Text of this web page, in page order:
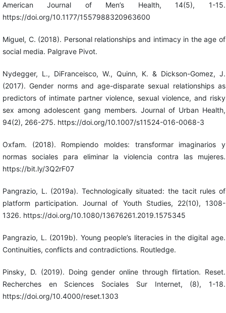
American Journal of Men’s Health, 14(5), 1-15.
https://doi.org/10.1177/1557988320963600
Miguel, C. (2018). Personal relationships and intimacy in the age of
social media. Palgrave Pivot.
Nydegger, L., DiFranceisco, W., Quinn, K. & Dickson-Gomez, J.
(2017). Gender norms and age-disparate sexual relationships as
predictors of intimate partner violence, sexual violence, and risky
sex among adolescent gang members. Journal of Urban Health,
94(2), 266-275. https://doi.org/10.1007/s11524-016-0068-3
Oxfam. (2018). Rompiendo moldes: transformar imaginarios y
normas sociales para eliminar la violencia contra las mujeres.
https://bit.ly/3Q2rF07
Pangrazio, L. (2019a). Technologically situated: the tacit rules of
platform participation. Journal of Youth Studies, 22(10), 1308-
1326. https://doi.org/10.1080/13676261.2019.1575345
Pangrazio, L. (2019b). Young people’s literacies in the digital age.
Continuities, conflicts and contradictions. Routledge.
Pinsky, D. (2019). Doing gender online through flirtation. Reset.
Recherches en Sciences Sociales Sur Internet, (8), 1-18.
https://doi.org/10.4000/reset.1303